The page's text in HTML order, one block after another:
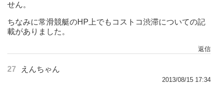
せん。
ちなみに常滑競艇のHP上でもコストコ渋滞についての記
載がありました。
返信
27 えんちゃん
2013/08/15 17:34